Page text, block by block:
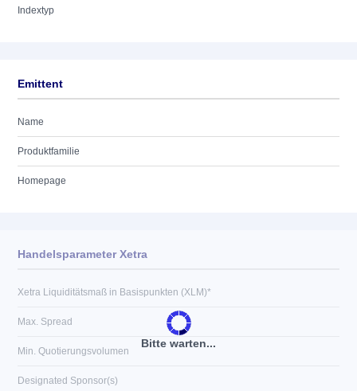
Indextyp
Emittent
Name
Produktfamilie
Homepage
Bitte warten...
Handelsparameter Xetra
Xetra Liquiditätsmaß in Basispunkten (XLM)*
Max. Spread
Min. Quotierungsvolumen
Designated Sponsor(s)